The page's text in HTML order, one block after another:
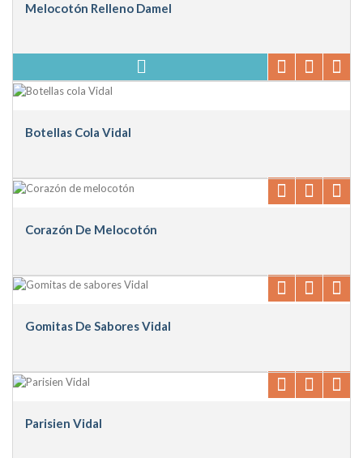
Melocotón Relleno Damel
Botellas Cola Vidal
Corazón De Melocotón
Gomitas De Sabores Vidal
Parisien Vidal